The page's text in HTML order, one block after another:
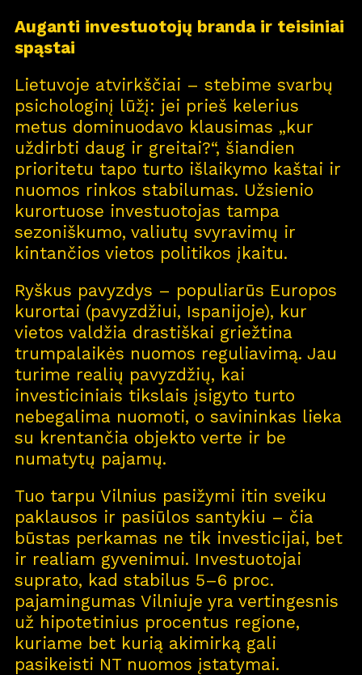
Auganti investuotojų branda ir teisiniai
spąstai
Lietuvoje atvirkščiai – stebime svarbų
psichologinį lūžį: jei prieš kelerius
metus dominuodavo klausimas „kur
uždirbti daug ir greitai?“, šiandien
prioritetu tapo turto išlaikymo kaštai ir
nuomos rinkos stabilumas. Užsienio
kurortuose investuotojas tampa
sezoniškumo, valiutų svyravimų ir
kintančios vietos politikos įkaitu.
Ryškus pavyzdys – populiarūs Europos
kurortai (pavyzdžiui, Ispanijoje), kur
vietos valdžia drastiškai griežtina
trumpalaikės nuomos reguliavimą. Jau
turime realių pavyzdžių, kai
investiciniais tikslais įsigyto turto
nebegalima nuomoti, o savininkas lieka
su krentančia objekto verte ir be
numatytų pajamų.
Tuo tarpu Vilnius pasižymi itin sveiku
paklausos ir pasiūlos santykiu – čia
būstas perkamas ne tik investicijai, bet
ir realiam gyvenimui. Investuotojai
suprato, kad stabilus 5–6 proc.
pajamingumas Vilniuje yra vertingesnis
už hipotetinius procentus regione,
kuriame bet kurią akimirką gali
pasikeisti NT nuomos įstatymai.